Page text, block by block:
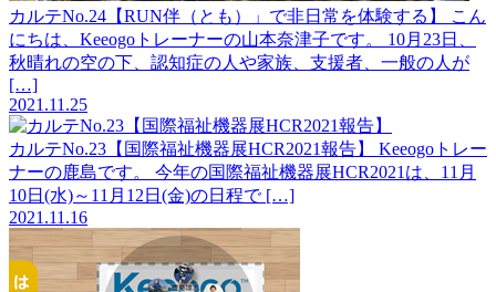
カルテNo.24【RUN伴（とも）」で非日常を体験する】
こん
にちは、Keeogoトレーナーの山本奈津子です。 10月23日、
秋晴れの空の下、認知症の人や家族、支援者、一般の人が
[…]
2021.11.25
カルテNo.23【国際福祉機器展HCR2021報告】
Keeogoトレー
ナーの鹿島です。 今年の国際福祉機器展HCR2021は、11月
10日(水)～11月12日(金)の日程で […]
2021.11.16